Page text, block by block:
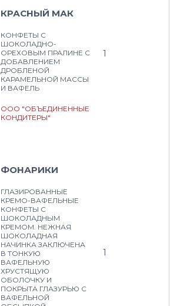
КРАСНЫЙ МАК
КОНФЕТЫ С
ШОКОЛАДНО-
ОРЕХОВЫМ ПРАЛИНЕ С
ДОБАВЛЕНИЕМ
ДРОБЛЕНОЙ
КАРАМЕЛЬНОЙ МАССЫ
И ВАФЕЛЬ
ООО "ОБЪЕДИНЕННЫЕ
КОНДИТЕРЫ"
1
ФОНАРИКИ
ГЛАЗИРОВАННЫЕ
КРЕМО-ВАФЕЛЬНЫЕ
КОНФЕТЫ С
ШОКОЛАДНЫМ
КРЕМОМ. НЕЖНАЯ
ШОКОЛАДНАЯ
НАЧИНКА ЗАКЛЮЧЕНА
В ТОНКУЮ
ВАФЕЛЬНУЮ
ХРУСТЯЩУЮ
ОБОЛОЧКУ И
ПОКРЫТА ГЛАЗУРЬЮ С
ВАФЕЛЬНОЙ
1